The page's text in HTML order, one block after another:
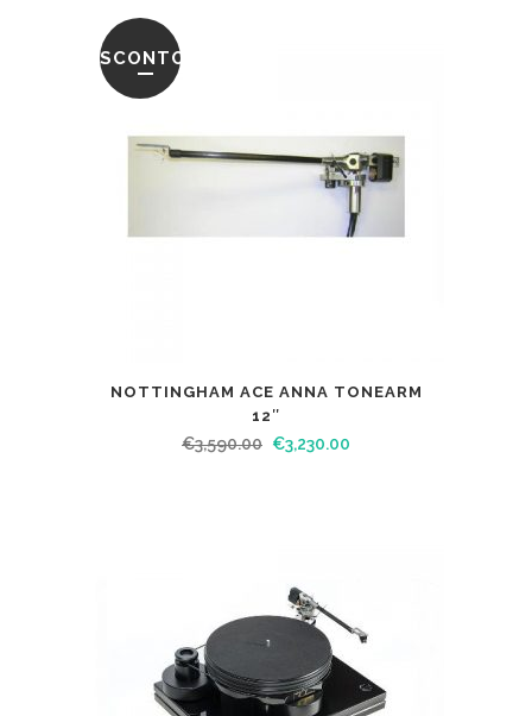
SCONTO
NOTTINGHAM ACE ANNA TONEARM
12″
€3,590.00 €3,230.00